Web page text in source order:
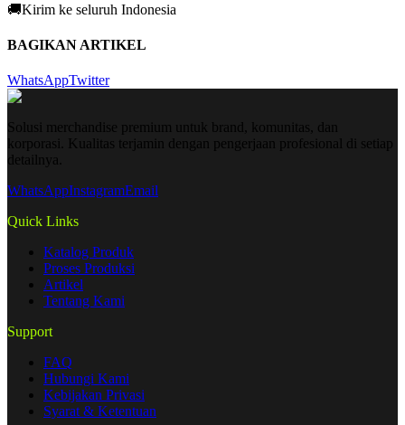
🚚Kirim ke seluruh Indonesia
BAGIKAN ARTIKEL
WhatsAppTwitter
Solusi merchandise premium untuk brand, komunitas, dan
korporasi. Kualitas terjamin dengan pengerjaan profesional di setiap
detailnya.
WhatsAppInstagramEmail
Quick Links
Katalog Produk
Proses Produksi
Artikel
Tentang Kami
Support
FAQ
Hubungi Kami
Kebijakan Privasi
Syarat & Ketentuan